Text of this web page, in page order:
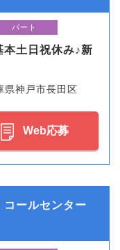
パート
本土日祝休み♪新
県神戸市長田区
Web応募
コールセンター